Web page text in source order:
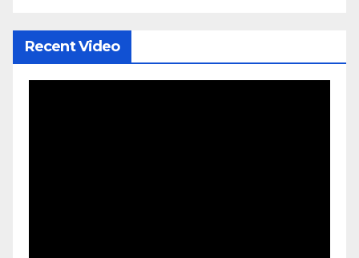
Recent Video